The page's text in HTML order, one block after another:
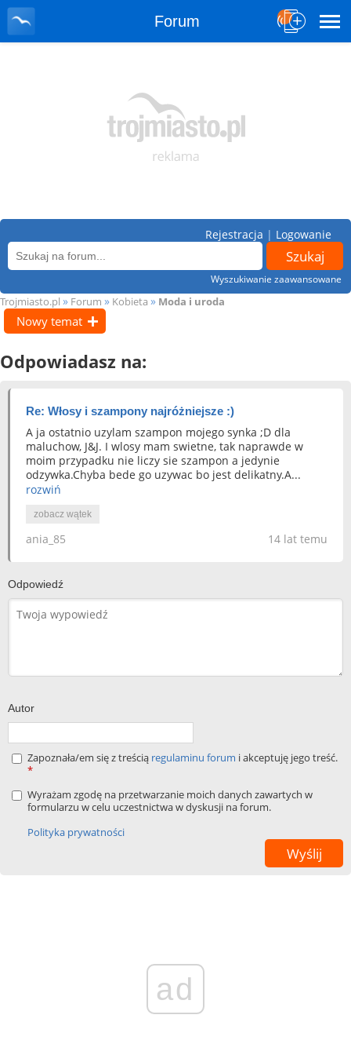
Forum
Wyszukiwanie zaawansowane
Rejestracja | Logowanie
Trojmiasto.pl » Forum » Kobieta » Moda i uroda
Nowy temat
Odpowiadasz na:
Re: Włosy i szampony najróżniejsze :)
A ja ostatnio uzylam szampon mojego synka ;D dla
maluchow, J&J. I wlosy mam swietne, tak naprawde w
moim przypadku nie liczy sie szampon a jedynie
odzywka.Chyba bede go uzywac bo jest delikatny.A...
rozwiń
zobacz wątek
14 lat temu
ania_85
Odpowiedź
Autor
Zapoznała/em się z treścią regulaminu forum i akceptuję jego treść.
*
Wyrażam zgodę na przetwarzanie moich danych zawartych w
formularzu w celu uczestnictwa w dyskusji na forum.
Polityka prywatności
ad